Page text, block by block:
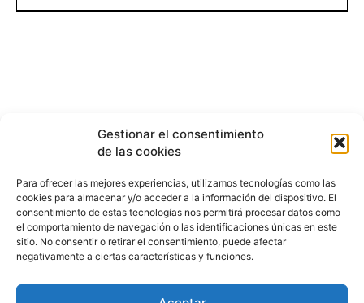
Gestionar el consentimiento
de las cookies
Para ofrecer las mejores experiencias, utilizamos tecnologías como las
cookies para almacenar y/o acceder a la información del dispositivo. El
consentimiento de estas tecnologías nos permitirá procesar datos como
el comportamiento de navegación o las identificaciones únicas en este
sitio. No consentir o retirar el consentimiento, puede afectar
negativamente a ciertas características y funciones.